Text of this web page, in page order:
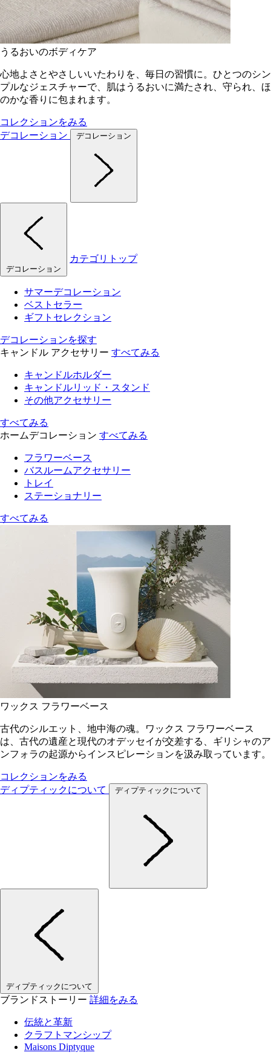
うるおいのボディケア
心地よさとやさしいいたわりを、毎日の習慣に。ひとつのシン
プルなジェスチャーで、肌はうるおいに満たされ、守られ、ほ
のかな香りに包まれます。
コレクションをみる
デコレーション
デコレーション
デコレーション
カテゴリトップ
サマーデコレーション
ベストセラー
ギフトセレクション
デコレーションを探す
キャンドル アクセサリー すべてみる
キャンドルホルダー
キャンドルリッド・スタンド
その他アクセサリー
すべてみる
ホームデコレーション すべてみる
フラワーベース
バスルームアクセサリー
トレイ
ステーショナリー
すべてみる
ワックス フラワーベース
古代のシルエット、地中海の魂。ワックス フラワーベース
は、古代の遺産と現代のオデッセイが交差する、ギリシャのア
ンフォラの起源からインスピレーションを汲み取っています。
コレクションをみる
ディプティックについて
ディプティックについて
ディプティックについて
ブランドストーリー 詳細をみる
伝統と革新
クラフトマンシップ
Maisons Diptyque